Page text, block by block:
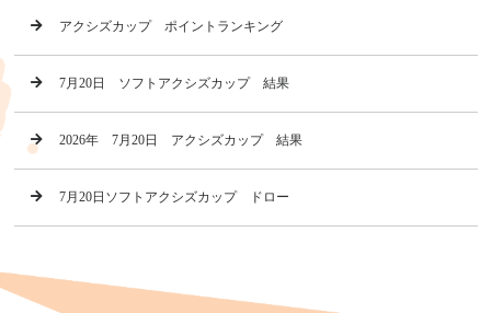
アクシズカップ ポイントランキング
7月20日 ソフトアクシズカップ 結果
2026年 7月20日 アクシズカップ 結果
7月20日ソフトアクシズカップ ドロー